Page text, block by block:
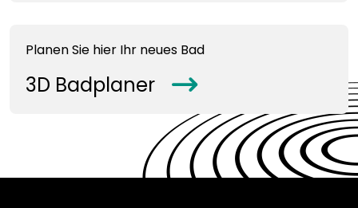
Planen Sie hier Ihr neues Bad
3D Badplaner arrowRight